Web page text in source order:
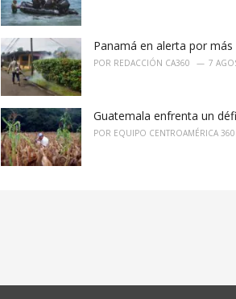
Panamá en alerta por
POR REDACCIÓN CA360 7
Guatemala enfrenta un
POR EQUIPO CENTROAMÉRICA 360